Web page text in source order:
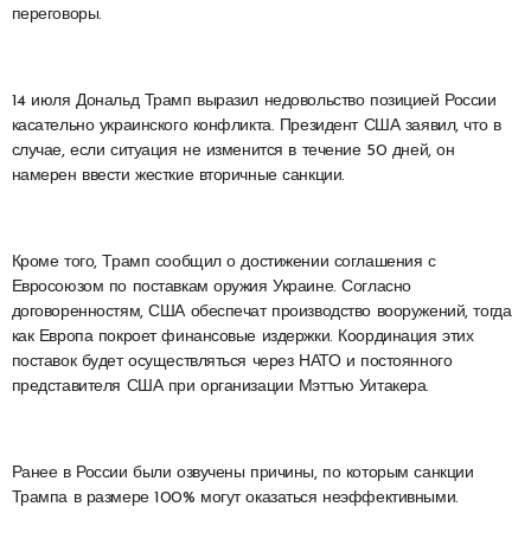
переговоры.
14 июля Дональд Трамп выразил недовольство позицией России
касательно украинского конфликта. Президент США заявил, что в
случае, если ситуация не изменится в течение 50 дней, он
намерен ввести жесткие вторичные санкции.
Кроме того, Трамп сообщил о достижении соглашения с
Евросоюзом по поставкам оружия Украине. Согласно
договоренностям, США обеспечат производство вооружений, тогда
как Европа покроет финансовые издержки. Координация этих
поставок будет осуществляться через НАТО и постоянного
представителя США при организации Мэттью Уитакера.
Ранее в России были озвучены причины, по которым санкции
Трампа в размере 100% могут оказаться неэффективными.